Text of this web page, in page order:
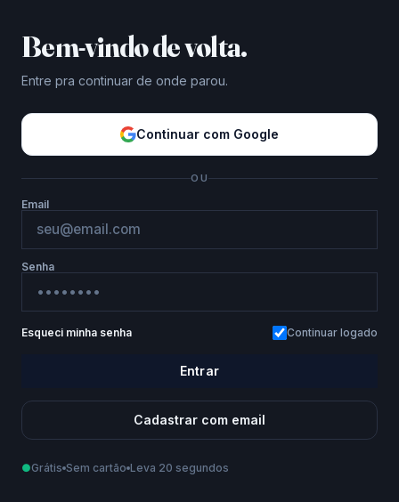
Bem-vindo de volta.
Entre pra continuar de onde parou.
Continuar com Google
OU
Email
Senha
Esqueci minha senha Continuar logado
Entrar
Cadastrar com email
Como podemos te chamar?
●Grátis Sem cartão Leva 20 segundos